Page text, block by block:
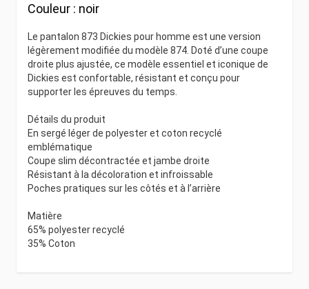
Couleur : noir
Le pantalon 873 Dickies pour homme est une version
légèrement modifiée du modèle 874. Doté d’une coupe
droite plus ajustée, ce modèle essentiel et iconique de
Dickies est confortable, résistant et conçu pour
supporter les épreuves du temps.
Détails du produit
En sergé léger de polyester et coton recyclé
emblématique
Coupe slim décontractée et jambe droite
Résistant à la décoloration et infroissable
Poches pratiques sur les côtés et à l’arrière
Matière
65% polyester recyclé
35% Coton